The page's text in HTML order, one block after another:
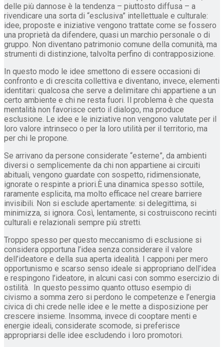
delle più dannose è la tendenza – piuttosto diffusa – a
rivendicare una sorta di “esclusiva” intellettuale e culturale:
idee, proposte e iniziative vengono trattate come se fossero
una proprietà da difendere, quasi un marchio personale o di
gruppo. Non diventano patrimonio comune della comunità, ma
strumenti di distinzione, talvolta perfino di contrapposizione.
In questo modo le idee smettono di essere occasioni di
confronto e di crescita collettiva e diventano, invece, elementi
identitari: qualcosa che serve a delimitare chi appartiene a un
certo ambiente e chi ne resta fuori. Il problema è che questa
mentalità non favorisce certo il dialogo, ma produce
esclusione. Le idee e le iniziative non vengono valutate per il
loro valore intrinseco o per la loro utilità per il territorio, ma
per chi le propone.
Se arrivano da persone considerate “esterne”, da ambienti
diversi o semplicemente da chi non appartiene ai circuiti
abituali, vengono guardate con sospetto, ridimensionate,
ignorate o respinte a priori.È una dinamica spesso sottile,
raramente esplicita, ma molto efficace nel creare barriere
invisibili. Non si esclude apertamente: si delegittima, si
minimizza, si ignora. Così, lentamente, si costruiscono recinti
culturali e relazionali sempre più stretti.
Troppo spesso per questo meccanismo di esclusione si
considera opportuna l’idea senza considerare il valore
dell’ideatore e della sua aperta idealità. I capponi per mero
opportunismo e scarso senso ideale si appropriano dell’idea
e respingono l’ideatore, in alcuni casi con sommo esercizio di
ostilità. In questo pessimo quanto ottuso esempio di
civismo a somma zero si perdono le competenze e l’energia
civica di chi crede nelle idee e le mette a disposizione per
crescere insieme. Insomma, invece di cooptare menti e
energie ideali, considerate scomode, si preferisce
appropriarsi delle idee escludendo i loro promotori.